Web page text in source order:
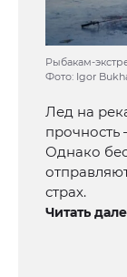
Рыбакам-
Фото: Igor
Лед на
Однако
страх.
Читать